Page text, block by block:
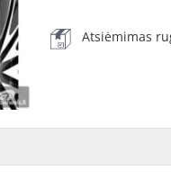
Atsiėmimas